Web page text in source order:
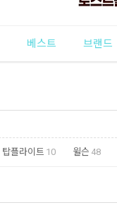
베스트 브랜드
탑플라이트 10 윌슨 48